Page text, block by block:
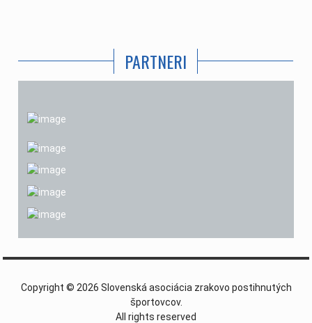
PARTNERI
Copyright © 2026 Slovenská asociácia zrakovo postihnutých
športovcov.
All rights reserved